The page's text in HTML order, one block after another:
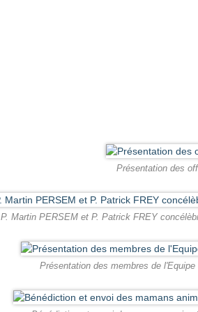
Présentation des
P. Martin PERSEM et P. Patrick FREY
Présentation des membres de